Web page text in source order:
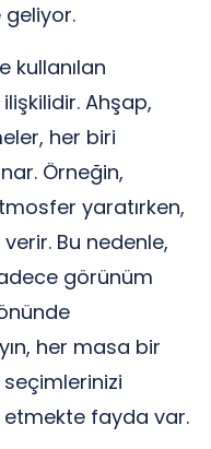
kullanılan
Ahşap,
her biri
Örneğin,
yaratırken,
Bu nedenle,
görünüm
her masa bir
fayda var.